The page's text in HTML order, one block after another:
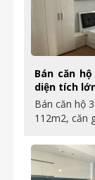
Bán căn
diện tích
Bán căn hộ
112m2, căn